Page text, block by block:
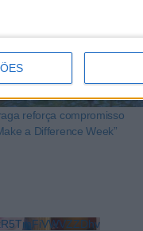
reforça compromisso
a Difference Week”